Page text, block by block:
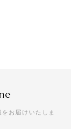
お届けいたしま